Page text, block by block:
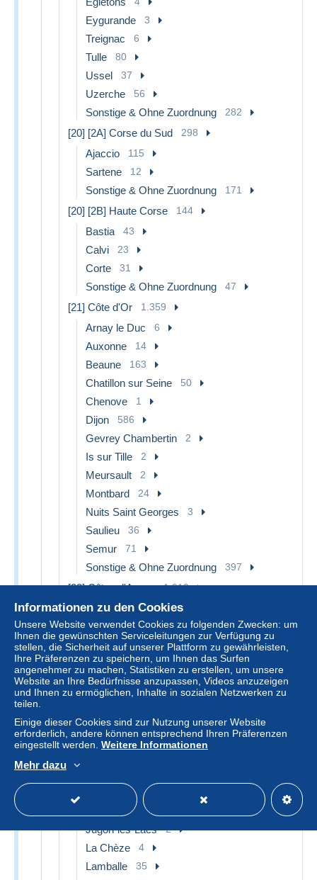
Eygurande 3
Treignac 6
Tulle 80
Ussel 37
Uzerche 56
Sonstige & Ohne Zuordnung 282
[20] [2A] Corse du Sud 298
Ajaccio 115
Sartene 12
Sonstige & Ohne Zuordnung 171
[20] [2B] Haute Corse 144
Bastia 43
Calvi 23
Corte 31
Sonstige & Ohne Zuordnung 47
[21] Côte d'Or 1.359
Arnay le Duc 6
Auxonne 14
Beaune 163
Chatillon sur Seine 50
Chenove 1
Dijon 586
Gevrey Chambertin 2
Is sur Tille 2
Meursault 2
Montbard 24
Nuits Saint Georges 3
Saulieu 36
Semur 71
Sonstige & Ohne Zuordnung 397
[22] Côtes d'Armor 1.919
Binic 33
Bosméléac 2
Callac 2
Cap Frehel 44
Châtelaudren 4
Créhen 2
Dinan 232
Erquy 36
Guingamp 43
Ile de Bréhat
Jugon-les-Lacs 2
La Chèze 4
Lamballe 35
Informationen zu den Cookies
Unsere Website verwendet Cookies zu folgenden Zwecken: um
Ihnen die gewünschten Serviceleitungen zur Verfügung zu
stellen, die Sicherheit auf unserer Plattform zu gewährleisten,
Ihre Präferenzen zu speichern, um Ihnen das Surfen
angenehmer zu machen, Statistiken zu erstellen, um unsere
Website an Ihre Bedürfnisse anzupassen, Videos anzuzeigen
und Ihnen zu ermöglichen, Inhalte in sozialen Netzwerken zu
teilen.
Einige dieser Cookies sind zur Nutzung unserer Website
erforderlich, andere können entsprechend Ihren Präferenzen
eingestellt werden. Weitere Informationen
Mehr dazu